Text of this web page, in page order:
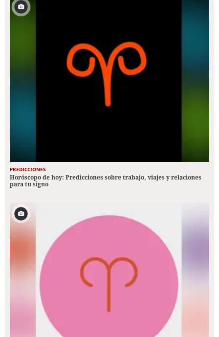
PREDICCIONES
Horóscopo de hoy: Predicciones sobre trabajo, viajes y relaciones
para tu signo